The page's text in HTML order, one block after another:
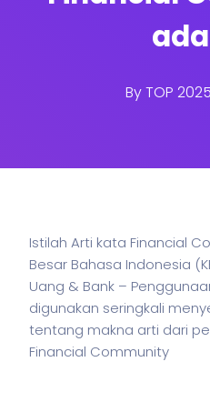
ByTOP
Istilah Arti kata Financial
Besar Bahasa Indonesia
Uang & Bank –
digunakan seringkali
tentang makna arti dari
Financial Community